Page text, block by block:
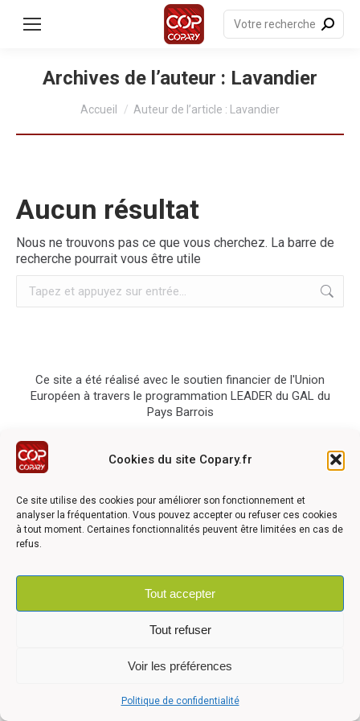
Cookies du site Copary.fr
Ce site utilise des cookies pour améliorer son fonctionnement et
analyser la fréquentation. Vous pouvez accepter ou refuser ces cookies
à tout moment. Certaines fonctionnalités peuvent être limitées en cas de
refus.
Tout accepter
Tout refuser
Voir les préférences
Politique de confidentialité
principal
Recherche
:
Archives de l’auteur : Lavandier
Accueil Auteur de l’article : Lavandier
Aucun résultat
Nous ne trouvons pas ce que vous cherchez. La barre de
recherche pourrait vous être utile
Recherche
Ce site a été réalisé avec le soutien financier de l'Union
Européen à travers le programmation LEADER du GAL du
Pays Barrois
©2026 COPARY - Tous droits réservés - Création agenceArticom
Politique de confidentialité
d'accessibilité